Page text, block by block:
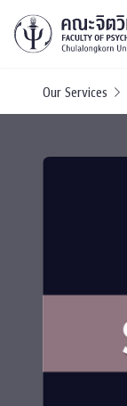
Our Services